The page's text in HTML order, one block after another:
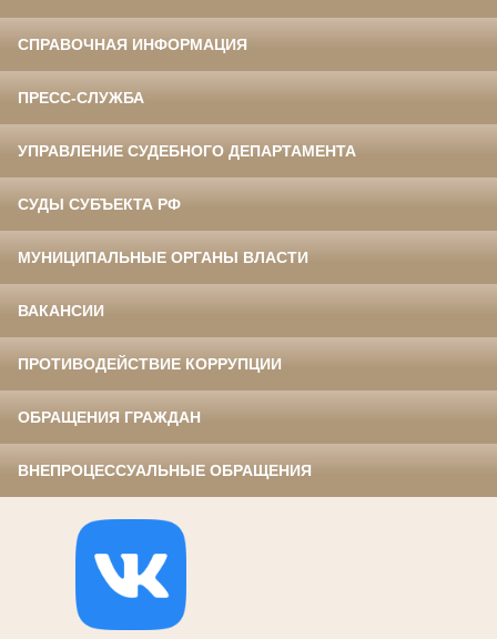
СПРАВОЧНАЯ ИНФОРМАЦИЯ
ПРЕСС-СЛУЖБА
УПРАВЛЕНИЕ СУДЕБНОГО ДЕПАРТАМЕНТА
СУДЫ СУБЪЕКТА РФ
МУНИЦИПАЛЬНЫЕ ОРГАНЫ ВЛАСТИ
ВАКАНСИИ
ПРОТИВОДЕЙСТВИЕ КОРРУПЦИИ
ОБРАЩЕНИЯ ГРАЖДАН
ВНЕПРОЦЕССУАЛЬНЫЕ ОБРАЩЕНИЯ